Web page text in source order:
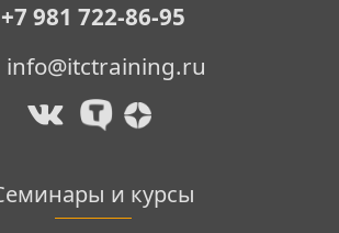
+7 981 722-86-95
info@itctraining.ru
и курсы